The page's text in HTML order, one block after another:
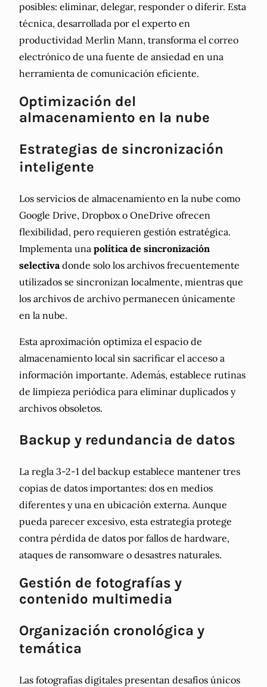
posibles: eliminar, delegar, responder o diferir. Esta
técnica, desarrollada por el experto en
productividad Merlin Mann, transforma el correo
electrónico de una fuente de ansiedad en una
herramienta de comunicación eficiente.
Optimización del
almacenamiento en la nube
Estrategias de sincronización
inteligente
Los servicios de almacenamiento en la nube como
Google Drive, Dropbox o OneDrive ofrecen
flexibilidad, pero requieren gestión estratégica.
Implementa una política de sincronización
selectivadonde solo los archivos frecuentemente
utilizados se sincronizan localmente, mientras que
los archivos de archivo permanecen únicamente
en la nube.
Esta aproximación optimiza el espacio de
almacenamiento local sin sacrificar el acceso a
información importante. Además, establece rutinas
de limpieza periódica para eliminar duplicados y
archivos obsoletos.
Backup y redundancia de datos
La regla 3-2-1 del backup establece mantener tres
copias de datos importantes: dos en medios
diferentes y una en ubicación externa. Aunque
pueda parecer excesivo, esta estrategia protege
contra pérdida de datos por fallos de hardware,
ataques de ransomware o desastres naturales.
Gestión de fotografías y
contenido multimedia
Organización cronológica y
temática
Las fotografías digitales presentan desafíos únicos